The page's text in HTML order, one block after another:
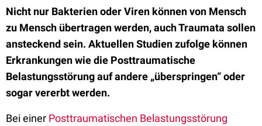
Nicht nur Bakterien oder Viren können von Mensch
zu Mensch übertragen werden, auch Traumata sollen
ansteckend sein. Aktuellen Studien zufolge können
Erkrankungen wie die Posttraumatische
Belastungsstörung auf andere „überspringen“ oder
sogar vererbt werden.
Bei einer Posttraumatischen Belastungsstörung